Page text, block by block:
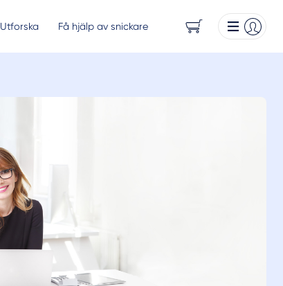
Utforska Få hjälp av snickare